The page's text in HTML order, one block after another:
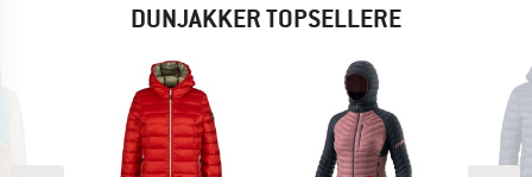
DUNJAKKER TOPSELLERE